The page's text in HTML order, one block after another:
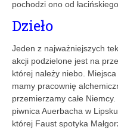
pochodzi ono od
Dzieło
Jeden z najważniejszych
akcji podzielone jest na
której należy niebo.
mamy pracownię
przemierzamy całe
piwnica Auerbacha w
której Faust spotyka